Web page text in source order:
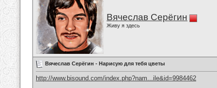
Вячеслав Серёгин
Живу я здесь
Вячеслав Серёгин - Нарисую для тебя цветы
http://www.bisound.com/index.php?nam...ile&id=9984462